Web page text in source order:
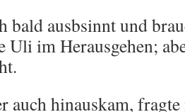
bald ausbsinnt und
Uli im Herausgehen;
auch hinauskam,